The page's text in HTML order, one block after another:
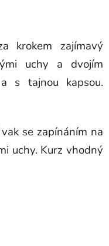
krokem zajímavý
uchy a dvojím
s tajnou kapsou.
se zapínáním na
uchy. Kurz vhodný